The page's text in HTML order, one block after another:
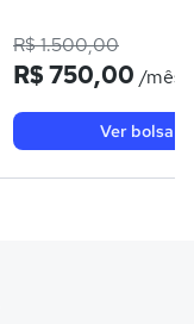
R$ 1.500,00
R$ 750,00 /mês
Ver bolsa